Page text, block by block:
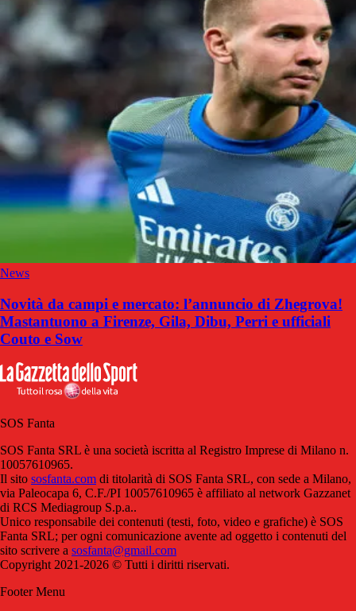
News
Novità da campi e mercato: l’annuncio di Zhegrova!
Mastantuono a Firenze, Gila, Dibu, Perri e ufficiali
Couto e Sow
SOS Fanta
SOS Fanta SRL è una società iscritta al Registro Imprese di Milano n.
10057610965.
Il sito sosfanta.com di titolarità di SOS Fanta SRL, con sede a Milano,
via Paleocapa 6, C.F./PI 10057610965 è affiliato al network Gazzanet
di RCS Mediagroup S.p.a..
Unico responsabile dei contenuti (testi, foto, video e grafiche) è SOS
Fanta SRL; per ogni comunicazione avente ad oggetto i contenuti del
sito scrivere a sosfanta@gmail.com
Copyright 2021-2026 © Tutti i diritti riservati.
Footer Menu